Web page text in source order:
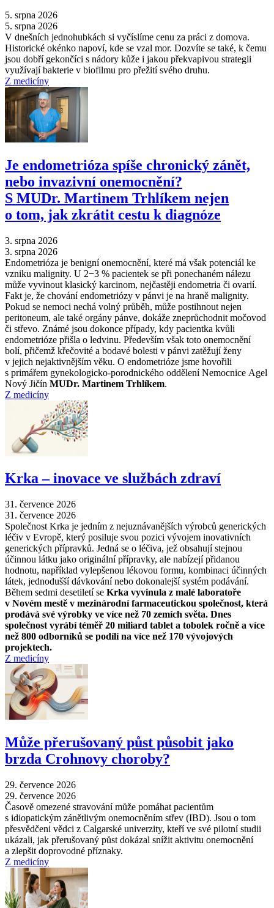
5. srpna 2026
5. srpna 2026
V dnešních jednohubkách si vyčíslíme cenu za práci z domova.
Historické okénko napoví, kde se vzal mor. Dozvíte se také, k čemu
jsou dobří gekončíci s nádory kůže i jakou překvapivou strategii
využívají bakterie v biofilmu pro přežití svého druhu.
Z medicíny
Je endometrióza spíše chronický zánět,
nebo invazivní onemocnění?
S MUDr. Martinem Trhlíkem nejen
o tom, jak zkrátit cestu k diagnóze
3. srpna 2026
3. srpna 2026
Endometrióza je benigní onemocnění, které má však potenciál ke
vzniku malignity. U 2−3 % pacientek se při ponechaném nálezu
může vyvinout klasický karcinom, nejčastěji endometria či ovarií.
Fakt je, že chování endometriózy v pánvi je na hraně malignity.
Pokud se nemoci nechá volný průběh, může postihnout nejen
peritoneum, ale také orgány pánve, dokáže zneprůchodnit močovod
či střevo. Známé jsou dokonce případy, kdy pacientka kvůli
endometrióze přišla o ledvinu. Především však toto onemocnění
bolí, přičemž křečovité a bodavé bolesti v pánvi zatěžují ženy
v jejich nejaktivnějším věku. O endometrióze jsme hovořili
s primářem gynekologicko-porodnického oddělení Nemocnice Agel
Nový Jičín MUDr. Martinem Trhlíkem.
Z medicíny
Krka –⁠ inovace ve službách zdraví
31. července 2026
31. července 2026
Společnost Krka je jedním z nejuznávanějších výrobců generických
léčiv v Evropě, který posiluje svou pozici vývojem inovativních
generických přípravků. Jedná se o léčiva, jež obsahují stejnou
účinnou látku jako originální přípravky, ale nabízejí přidanou
hodnotu, například vylepšenou lékovou formu, kombinaci účinných
látek, jednodušší dávkování nebo dokonalejší systém podávání.
Během sedmi desetiletí se Krka vyvinula z malé laboratoře
v Novém mestě v mezinárodní farmaceutickou společnost, která
prodává své výrobky ve více než 70 zemích světa. Dnes
společnost vyrábí téměř 20 miliard tablet a tobolek ročně a více
než 800 odborníků se podílí na více než 170 vývojových
projektech.
Z medicíny
Může přerušovaný půst působit jako
brzda Crohnovy choroby?
29. července 2026
29. července 2026
Časově omezené stravování může pomáhat pacientům
s idiopatickým zánětlivým onemocněním střev (IBD). Jsou o tom
přesvědčeni vědci z Calgarské univerzity, kteří ve své pilotní studii
ukázali, jak přerušovaný půst dokázal snížit aktivitu onemocnění
a zlepšit doprovodné příznaky.
Z medicíny